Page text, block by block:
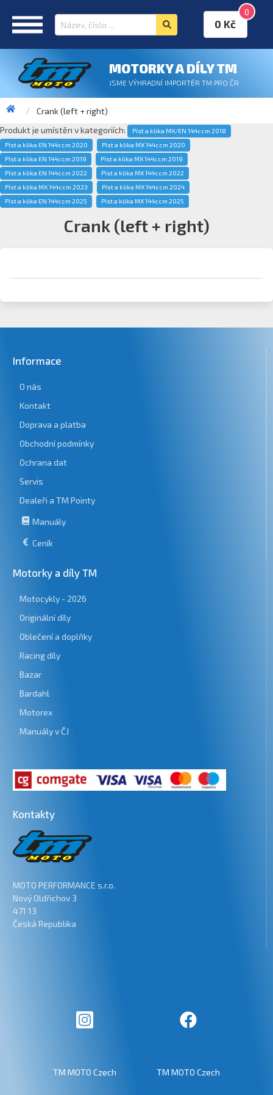
0
0 Kč
MOTORKY A DÍLY TM
JSME VÝHRADNÍ IMPORTÉR TM PRO ČR
Crank (left + right)
Produkt je umístěn v kategoriích:
Píst a klika MX/EN 144ccm 2018
Píst a klika EN 144ccm 2020
Píst a klika MX 144ccm 2020
Píst a klika EN 144ccm 2019
Píst a klika MX 144ccm 2019
Píst a klika EN 144ccm 2022
Píst a klika MX 144ccm 2022
Píst a klika MX 144ccm 2023
Píst a klika MX 144ccm 2024
Píst a klika EN 144ccm 2025
Píst a klika MX 144ccm 2025
Crank (left + right)
Informace
O nás
Kontakt
Doprava a platba
Obchodní podmínky
Ochrana dat
Servis
Dealeři a TM Pointy
Manuály
Ceník
Motorky a díly TM
Motocykly - 2026
Originální díly
Oblečení a doplňky
Racing díly
Bazar
Bardahl
Motorex
Manuály v ČJ
Kontakty
MOTO PERFORMANCE s.r.o.
Nový Oldřichov 3
471 13
Česká Republika
TM MOTO Czech TM MOTO Czech